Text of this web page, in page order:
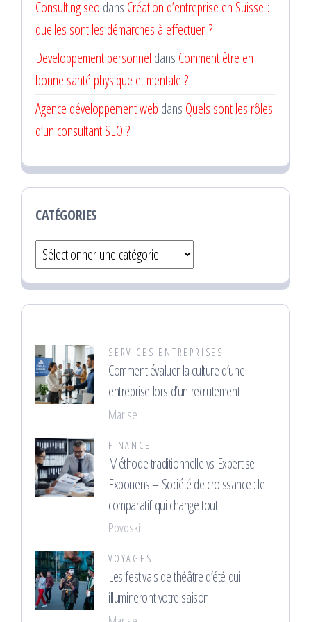
Consulting seo dans Création d’entreprise en Suisse :
quelles sont les démarches à effectuer ?
Developpement personnel dans Comment être en
bonne santé physique et mentale ?
Agence développement web dans Quels sont les rôles
d’un consultant SEO ?
CATÉGORIES
Catégories
SERVICES ENTREPRISES
Comment évaluer la culture d’une
entreprise lors d’un recrutement
Marise
FINANCE
Méthode traditionnelle vs Expertise
Exponens – Société de croissance : le
comparatif qui change tout
Povoski
VOYAGES
Les festivals de théâtre d’été qui
illumineront votre saison